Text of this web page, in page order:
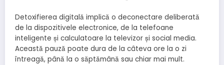
Detoxifierea digitală implică o deconectare deliberată
de la dispozitivele electronice, de la telefoane
inteligente și calculatoare la televizor și social media.
Această pauză poate dura de la câteva ore la o zi
întreagă, până la o săptămână sau chiar mai mult.